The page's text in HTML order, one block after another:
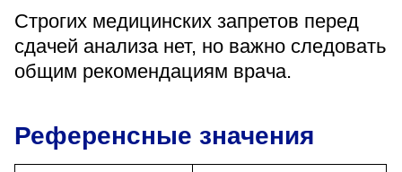
Строгих медицинских запретов перед
сдачей анализа нет, но важно следовать
общим рекомендациям врача.
Референсные значения